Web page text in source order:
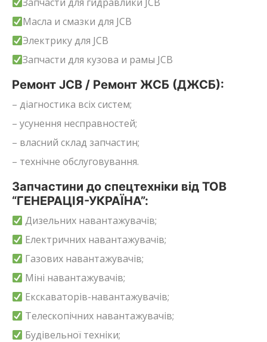
Масла и смазки для JCB
Электрику для JCB
Запчасти для кузова и рамы JCB
Ремонт JCB / Ремонт ЖСБ (ДЖСБ):
– діагностика всіх систем;
– усунення несправностей;
– власний склад запчастин;
– технічне обслуговування.
Запчастини до спецтехніки від ТОВ
“ГЕНЕРАЦІЯ-УКРАЇНА”:
Дизельних навантажувачів;
Електричних навантажувачів;
Газових навантажувачів;
Міні навантажувачів;
Екскаваторів-навантажувачів;
Телескопічних навантажувачів;
Будівельної техніки;